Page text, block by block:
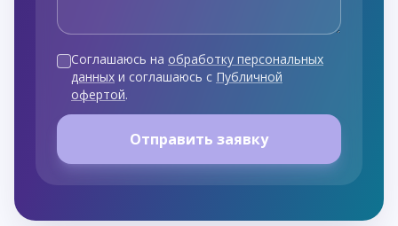
Соглашаюсь на обработку персональных
данных и соглашаюсь с Публичной
офертой.
Отправить заявку